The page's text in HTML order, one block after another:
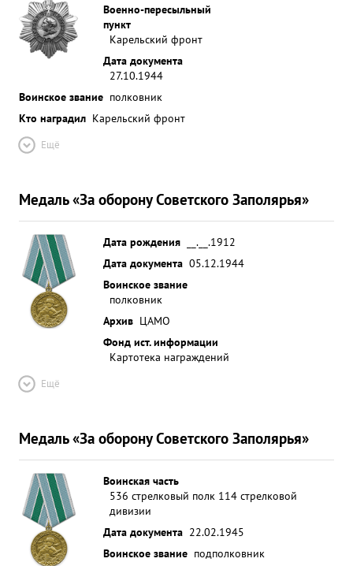
Военно-пересыльный
пункт
Карельский фронт
Дата документа
27.10.1944
Воинское звание полковник
Кто наградил Карельский фронт
Ещё
Медаль «За оборону Советского Заполярья»
Дата рождения
__.__.1912
Дата документа 05.12.1944
Воинское звание
полковник
Архив ЦАМО
Фонд ист. информации
Картотека награждений
Ещё
Медаль «За оборону Советского Заполярья»
Воинская часть
536 стрелковый полк 114 стрелковой
дивизии
Дата документа 22.02.1945
Воинское звание подполковник